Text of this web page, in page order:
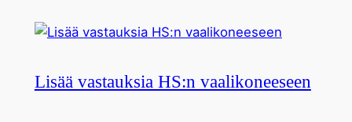
Lisää vastauksia HS:n vaalikoneeseen